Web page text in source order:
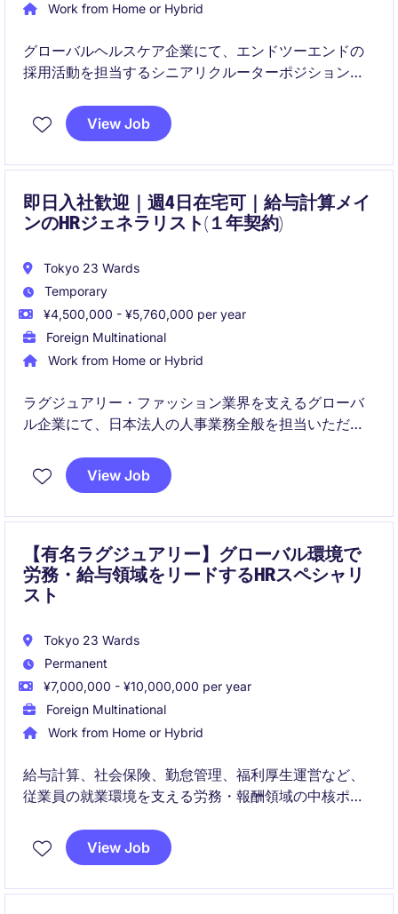
Work from Home or Hybrid
グローバルヘルスケア企業にて、エンドツーエンドの
採用活動を担当するシニアリクルーターポジションで
し、採用戦略の推進とステークホルダーとの連携をリ
ードしていただきます。
View Job
即日入社歓迎｜週4日在宅可｜給与計算メイ
ンのHRジェネラリスト(１年契約)
Tokyo 23 Wards
Temporary
¥4,500,000 - ¥5,760,000 per year
Foreign Multinational
Work from Home or Hybrid
ラグジュアリー・ファッション業界を支えるグローバ
ル企業にて、日本法人の人事業務全般を担当いただく
職務内容にはなりますが、採用、人事オペレーショ
ン、従業員エンゲージメントなど幅広い領域に携わり
View Job
【有名ラグジュアリー】グローバル環境で
労務・給与領域をリードするHRスペシャリ
スト
Tokyo 23 Wards
Permanent
¥7,000,000 - ¥10,000,000 per year
Foreign Multinational
Work from Home or Hybrid
給与計算、社会保険、勤怠管理、福利厚生運営など、
従業員の就業環境を支える労務・報酬領域の中核ポジ
事オペレーションの品質向上とコンプライアンス遵守
に貢献いただきます。
View Job